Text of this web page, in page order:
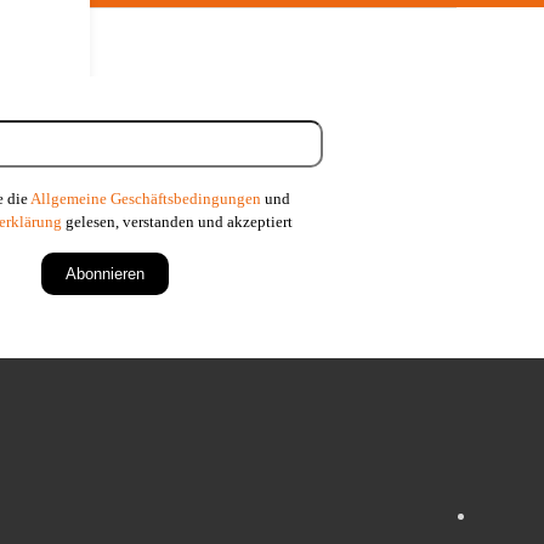
die Allgemeine Geschäftsbedingungen und
gelesen, verstanden und akzeptiert
Abonnieren